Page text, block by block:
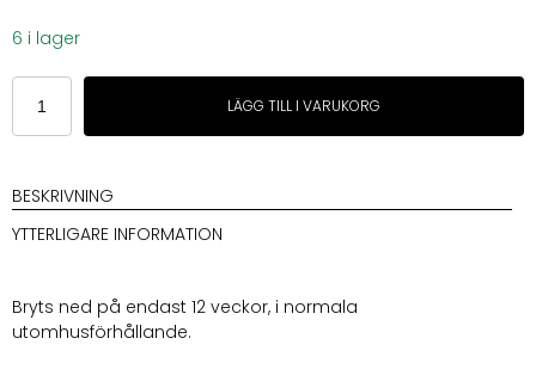
6 i lager
The
Sustainable
People
med
handtag,
nedbrytbara
LÄGG TILL I VARUKORG
BESKRIVNING
YTTERLIGARE INFORMATION
Bryts ned på endast 12 veckor, i normala
utomhusförhållande.